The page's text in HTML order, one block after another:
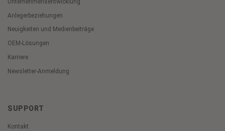
Anlegerbeziehungen
Neuigkeiten und Medienbeiträge
OEM-Lösungen
Karriere
Newsletter-Anmeldung
SUPPORT
Kontakt